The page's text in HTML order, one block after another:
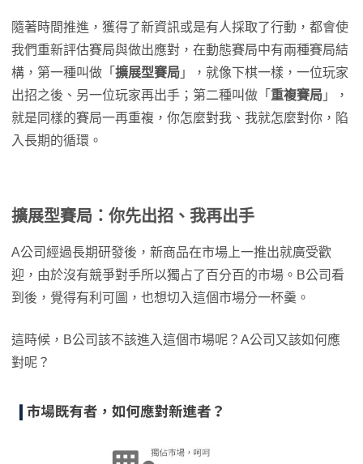
隨著時間推進，獲得了新資訊或是有人採取了行動，都會使
我們重新評估賽局與做出應對，在動態賽局中有兩種賽局結
構，第一種叫做「 擴展型賽局 」，就像下棋一樣，一位玩家
出招之後、另一位玩家再出手；第二種叫做「 重複賽局 」，
就是同樣的賽局一再重複，你怎麼對我、我就怎麼對你，陷
入長期的循環。
擴展型賽局：你先出招、我再出手
A公司經過長期研發後，新商品在市場上一推出就廣受歡
迎，由於沒有競爭對手所以獨占了百分百的市場。B公司看
到後，覺得有利可圖，也想切入這個市場分一杯羹。
這時候，B公司該不該進入這個市場呢？A公司又該如何應
對呢？